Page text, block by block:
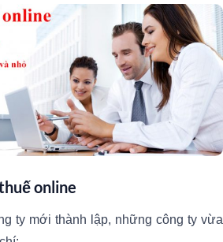
online
ty mới thành lập, những công ty vừa